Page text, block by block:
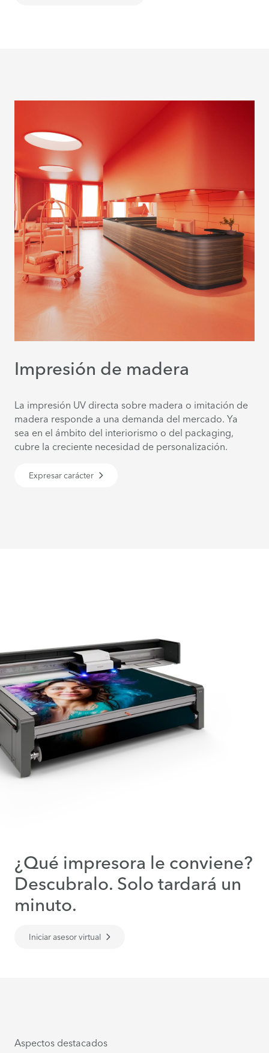
Impresión de madera
La impresión UV directa sobre madera o imitación de
madera responde a una demanda del mercado. Ya
sea en el ámbito del interiorismo o del packaging,
cubre la creciente necesidad de personalización.
Expresar carácter
¿Qué impresora le conviene?
Descubralo. Solo tardará un
minuto.
Iniciar asesor virtual
Aspectos destacados